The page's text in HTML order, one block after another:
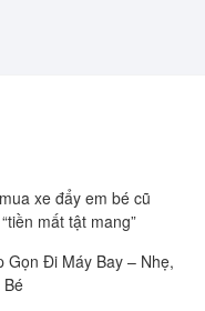
xe đẩy em bé cũ
mất tật mang”
Gọn Đi Máy Bay – Nhẹ,